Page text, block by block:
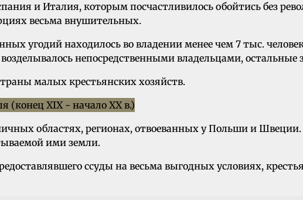
и Италия, которым посчастливилось обойтись без
весьма внушительных.
угодий находилось во владении менее чем 7 тыс.
непосредственными владельцами, остальные
малых крестьянских хозяйств.
областях, регионах, отвоеванных у Польши и
ими земли.
ссуды на весьма выгодных условиях,